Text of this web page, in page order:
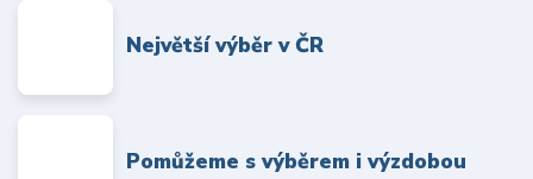
Největší výběr v ČR
Pomůžeme s výběrem i výzdobou